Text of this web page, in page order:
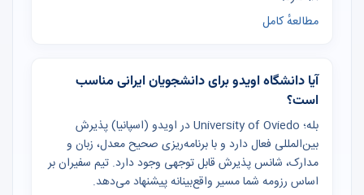
مطالعهٔ کامل
آیا دانشگاه اویدو برای دانشجویان ایرانی مناسب
است؟
بله؛ University of Oviedo در اویدو (اسپانیا) پذیرش
بین‌المللی فعال دارد و با برنامه‌ریزی صحیح معدل، زبان و
مدارک، شانس پذیرش قابل توجهی وجود دارد. تیم سفیران بر
اساس رزومه شما مسیر واقع‌بینانه پیشنهاد می‌دهد.